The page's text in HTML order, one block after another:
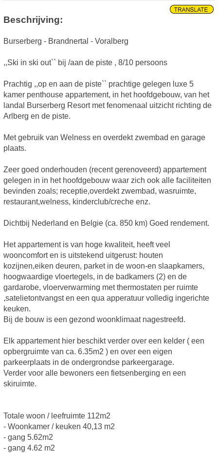
Beschrijving:
Burserberg - Brandnertal - Voralberg
,,Ski in ski out`` bij /aan de piste , 8/10 persoons
Prachtig ,,op en aan de piste`` prachtige gelegen luxe 5
kamer penthouse appartement, in het hoofdgebouw, van het
landal Burserberg Resort met fenomenaal uitzicht richting de
Arlberg en de piste.
Met gebruik van Welness en overdekt zwembad en garage
plaats.
Zeer goed onderhouden (recent gerenoveerd) appartement
gelegen in in het hoofdgebouw waar zich ook alle faciliteiten
bevinden zoals; receptie,overdekt zwembad, wasruimte,
restaurant,welness, kinderclub/creche enz.
Dichtbij Nederland en Belgie (ca. 850 km) Goed rendement.
Het appartement is van hoge kwaliteit, heeft veel
wooncomfort en is uitstekend uitgerust: houten
kozijnen,eiken deuren, parket in de woon-en slaapkamers,
hoogwaardige vloertegels, in de badkamers (2) en de
gardarobe, vloerverwarming met thermostaten per ruimte
,satelietontvangst en een qua apperatuur volledig ingerichte
keuken.
Bij de bouw is een gezond woonklimaat nagestreefd.
Elk appartement hier beschikt verder over een kelder ( een
opbergruimte van ca. 6.35m2 ) en over een eigen
parkeerplaats in de ondergrondse parkeergarage.
Verder voor alle bewoners een fietsenberging en een
skiruimte.
Totale woon / leefruimte 112m2
- Woonkamer / keuken 40,13 m2
- gang 5.62m2
- gang 4.62 m2